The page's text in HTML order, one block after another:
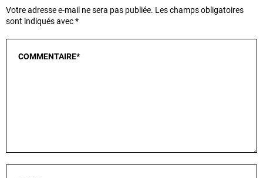
Votre adresse e-mail ne sera pas publiée. Les champs obligatoires
sont indiqués avec*